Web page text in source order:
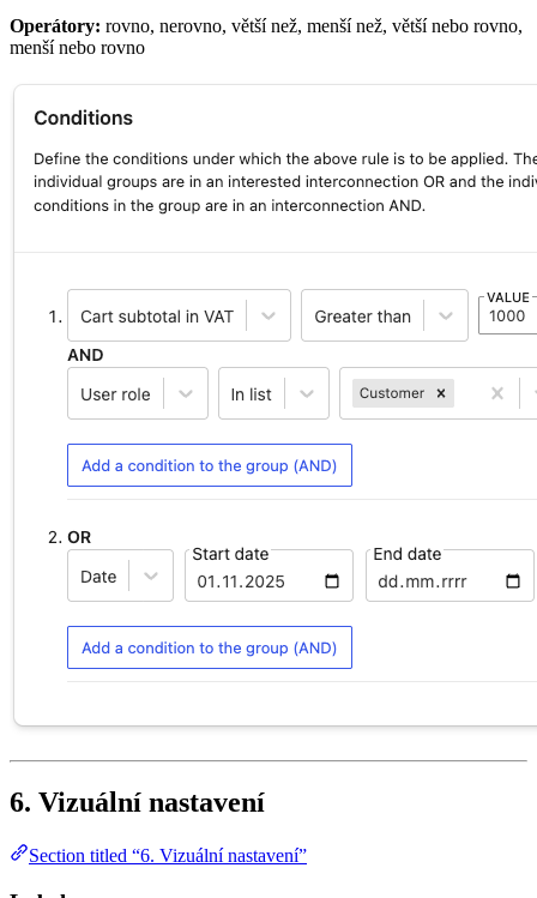
Operátory: rovno, nerovno, větší než, menší než, větší nebo rovno,
menší nebo rovno
6. Vizuální nastavení
Section titled “6. Vizuální nastavení”